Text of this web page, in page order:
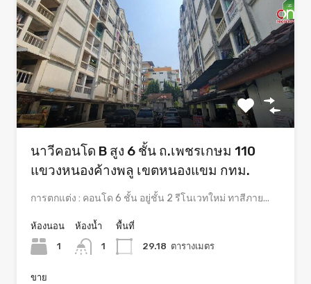
นาวีคอนโด B สูง 6 ชั้น ถ.เพชรเกษม 110
แขวงหนองค้างพลู เขตหนองแขม กทม.
การตกแต่ง : คอนโด 6 ชั้น อยู่ชั้น 2 รีโนเวทใหม่ ทาสีภาย...
ห้องนอน
1
ห้องน้ำ
1
พื้นที่
29.18 ตารางเมตร
ขาย